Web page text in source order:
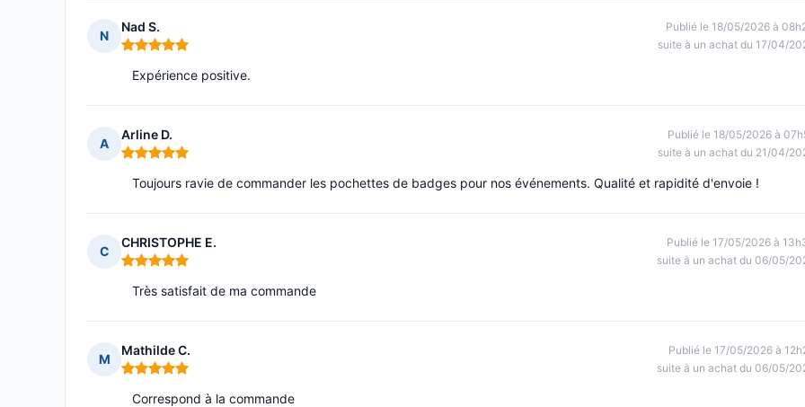
N
Nad S.
Note : 5 sur 5
Publié le 18/05/2026 à
suite à un achat du 17/04/
Expérience positive.
A
Arline D.
Note : 5 sur 5
Publié le 18/05/2026 à
suite à un achat du 21/04/
Toujours ravie de commander les pochettes de badges pour nos événements. Qualité et rapidité d'envoie !
C
CHRISTOPHE E.
Note : 5 sur 5
Publié le 17/05/2026 à
suite à un achat du 06/05/
Très satisfait de ma commande
M
Mathilde C.
Note : 5 sur 5
Publié le 17/05/2026 à
suite à un achat du 06/05/
Correspond à la commande